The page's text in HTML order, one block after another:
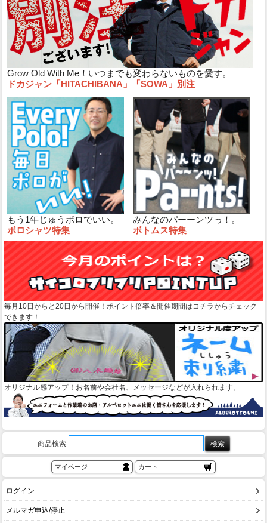
Grow Old With Me！いつまでも変わらないものを愛す。
ドカジャン「HITACHIBANA」「SOWA」別注
もう1年じゅうポロでいい。
ポロシャツ特集
みんなのパーーンツっ！。
ボトムス特集
毎月10日からと20日から開催！ポイント倍率＆開催期間はコチラからチェック
できます！
オリジナル感アップ！お名前や会社名、メッセージなどが入れられます。
商品検索
マイページ カート
ログイン
メルマガ申込/停止